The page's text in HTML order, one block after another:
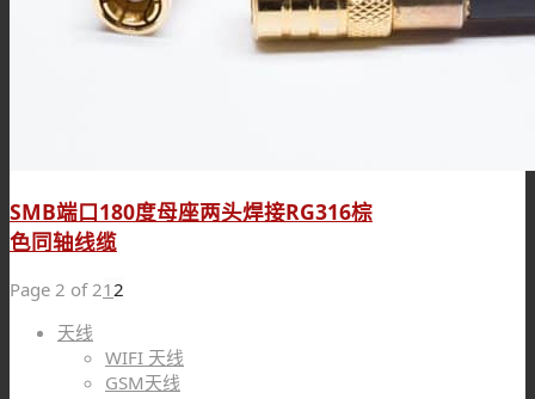
SMB端口180度母座两头焊接RG316棕
色同轴线缆
Page 2 of 21 2
天线
WIFI 天线
GSM天线